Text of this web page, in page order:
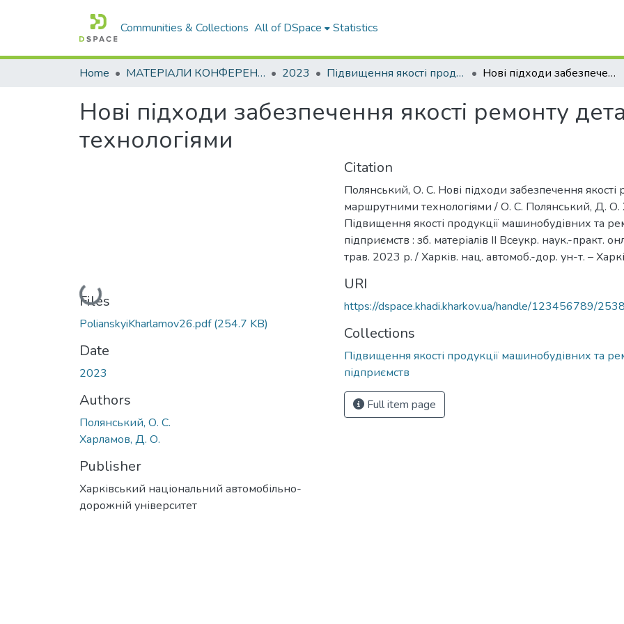
Communities & Collections All of DSpace Statistics
Home МАТЕРІАЛИ КОНФЕРЕНЦІЙ 2023 Підвищення якості продукції машинобудівних та ремонтних підприємств Нові підходи забезпечення якості ремонту деталей маршрутними технологіями
Нові підходи забезпечення якості ремонту
технологіями
Loading...
Files
PolianskyiKharlamov26.pdf(254.7 KB)
Date
2023
Authors
Полянський, О. С.
Харламов, Д. О.
Publisher
Харківський національний автомобільно-
дорожній університет
Citation
Полянський, О. С. Нові підходи забезпечення якості
маршрутними технологіями / О. С. Полянський, Д. О.
Підвищення якості продукції машинобудівних та
підприємств : зб. матеріалів II Всеукр. наук.-практ.
трав. 2023 р. / Харків. нац. автомоб.-дор. ун-т. –
URI
https://dspace.khadi.kharkov.ua/handle/123456789/
Collections
Підвищення якості продукції машинобудівних та
підприємств
Full item page